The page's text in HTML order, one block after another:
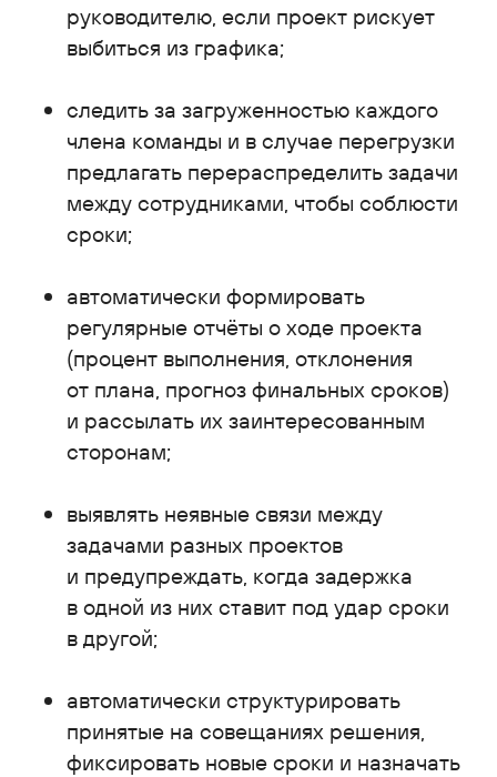
руководителю, если проект рискует
выбиться из графика;
следить за загруженностью каждого
члена команды и в случае перегрузки
предлагать перераспределить задачи
между сотрудниками, чтобы соблюсти
сроки;
автоматически формировать
регулярные отчёты о ходе проекта
(процент выполнения, отклонения
от плана, прогноз финальных сроков)
и рассылать их заинтересованным
сторонам;
выявлять неявные связи между
задачами разных проектов
и предупреждать, когда задержка
в одной из них ставит под удар сроки
в другой;
автоматически структурировать
принятые на совещаниях решения,
фиксировать новые сроки и назначать